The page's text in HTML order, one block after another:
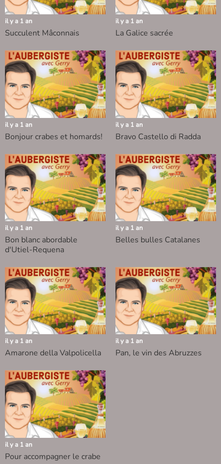
il y a 1 an
Succulent Mâconnais
il y a 1 an
La Galice sacrée
il y a 1 an
Bonjour crabes et homards!
il y a 1 an
Bravo Castello di Radda
il y a 1 an
Bon blanc abordable
d'Utiel-Requena
il y a 1 an
Belles bulles Catalanes
il y a 1 an
Amarone della Valpolicella
il y a 1 an
Pan, le vin des Abruzzes
il y a 1 an
Pour accompagner le crabe